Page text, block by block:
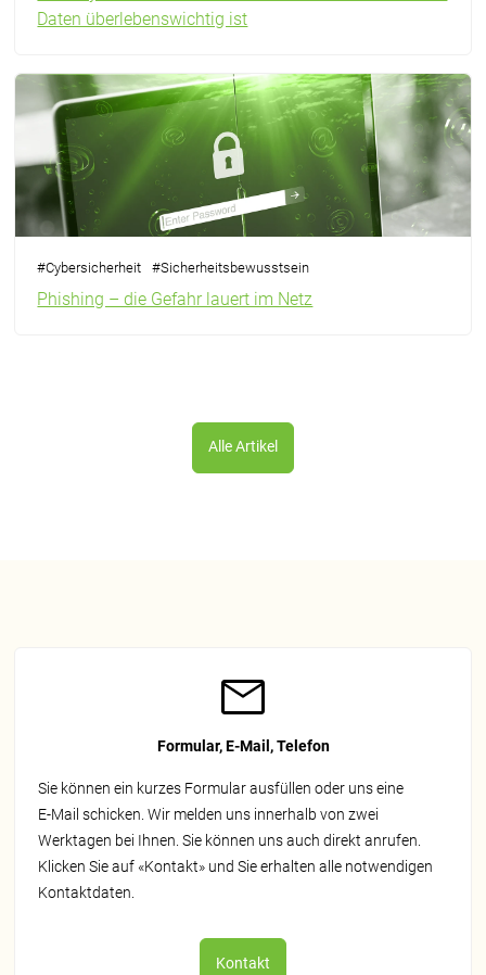
Daten überlebenswichtig ist
#Cybersicherheit #Sicherheitsbewusstsein
Phishing – die Gefahr lauert im Netz
Alle Artikel
Formular, E-Mail, Telefon
Sie können ein kurzes Formular ausfüllen oder uns eine
E‑Mail schicken. Wir melden uns innerhalb von zwei
Werktagen bei Ihnen. Sie können uns auch direkt anrufen.
Klicken Sie auf «Kontakt» und Sie erhalten alle notwendigen
Kontaktdaten.
Kontakt